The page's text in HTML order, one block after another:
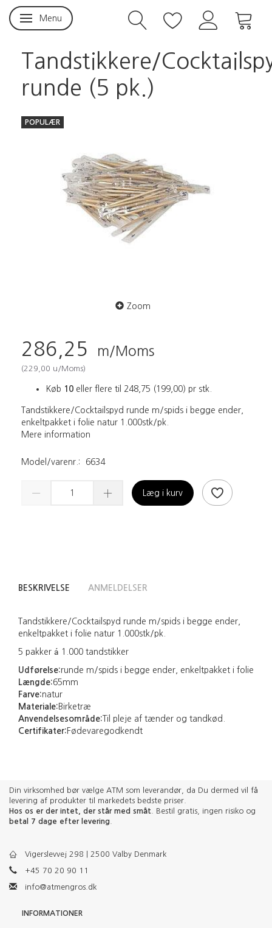
Skifte navigation
Menu
Tandstikkere/
runde (5 pk.)
POPULÆR
Zoom
286,25 m/Moms
(229,00 u/Moms)
Køb 10 eller flere til 248,75 (199,00) pr stk.
Tandstikkere/Cocktailspyd runde m/spids i begge ender,
enkeltpakket i folie natur 1.000stk/pk.
Mere information
Model/varenr.: 6634
Læg i kurv
BESKRIVELSE ANMELDELSER
Tandstikkere/Cocktailspyd runde m/spids i begge ender,
enkeltpakket i folie natur 1.000stk/pk.
5 pakker á 1.000 tandstikker
Udførelse:runde m/spids i begge ender, enkeltpakket i folie
Længde:65mm
Farve:natur
Materiale: Birketræ
Anvendelsesområde: Til pleje af tænder og tandkød.
Certifikater: Fødevaregodkendt
Din virksomhed bør vælge ATM som leverandør, da Du dermed vil få
levering af produkter til markedets bedste priser.
Hos os er der intet, der står med småt . Bestil gratis, ingen risiko og
betal 7 dage efter levering
Vigerslevvej 298 | 2500 Valby Denmark
+45 70 20 90 11
info@atmengros.dk
INFORMATIONER